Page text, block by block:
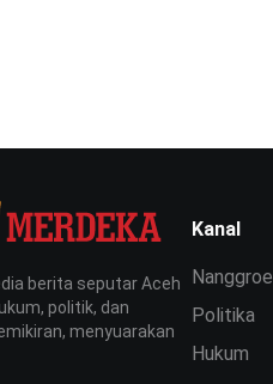
berita seputar Aceh
politik, dan
menyuarakan
Kanal
Nanggroe
Politika
Hukum